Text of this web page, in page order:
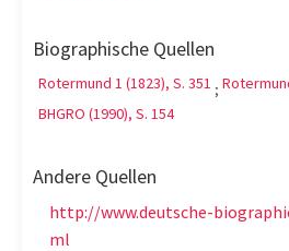
Biographische Quellen
Rotermund 1 (1823), S. 351 ;
BHGRO (1990), S. 154
Andere Quellen
http://www.deutsche-
ml